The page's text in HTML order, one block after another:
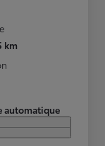
km
automatique